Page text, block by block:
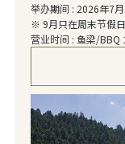
举办期间 : 2026年7
※ 9月只在周末节假
营业时间 : 鱼梁/BBQ